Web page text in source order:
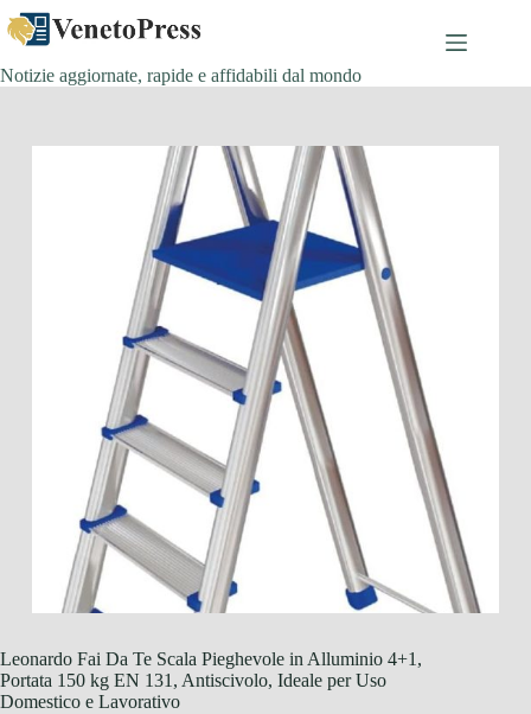
Salta
al
contenuto
Notizie aggiornate, rapide e affidabili dal mondo
Leonardo Fai Da Te Scala Pieghevole in Alluminio 4+1,
Portata 150 kg EN 131, Antiscivolo, Ideale per Uso
Domestico e Lavorativo